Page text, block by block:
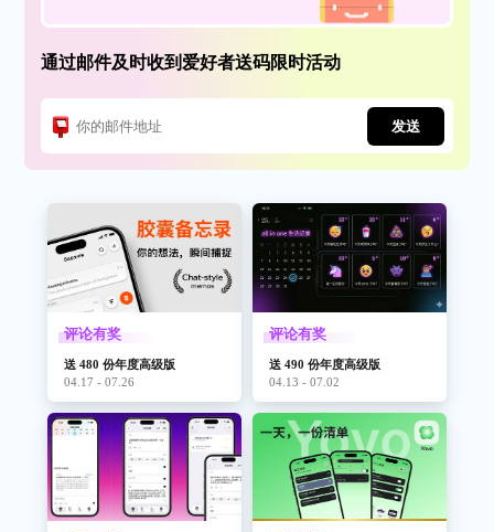
通过邮件及时收到爱好者送码限时活动
发送
评论有奖
送 480 份年度高级版
04.17 - 07.26
评论有奖
送 490 份年度高级版
04.13 - 07.02